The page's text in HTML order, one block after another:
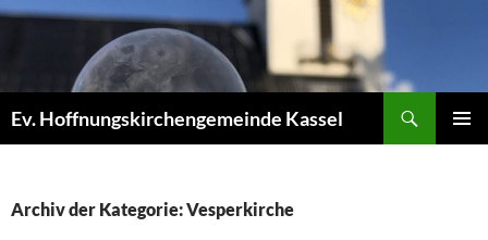
Zum
Ev. Hoffnungskirchengemeinde Kassel
Archiv der Kategorie: Vesperkirche